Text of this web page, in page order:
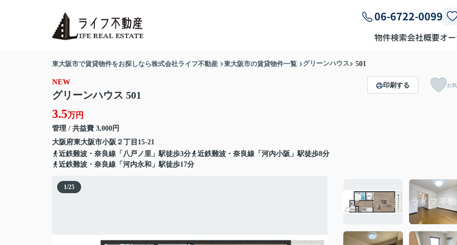
06-6722-0099
物件検索会社概要オ
東大阪市で賃貸物件をお探しなら株式会社ライフ不動産 東大阪市の賃貸物件一覧 グリーンハウス 501
NEW
グリーンハウス 501
3.5万円
管理 / 共益費 3,000円
大阪府東大阪市小阪 ２丁目15-21
近鉄難波・奈良線「八戸ノ里」駅徒歩3分
近鉄難波・奈良線「河内小阪」駅徒歩8分
近鉄難波・奈良線「河内永和」駅徒歩17分
印刷する お
1/25